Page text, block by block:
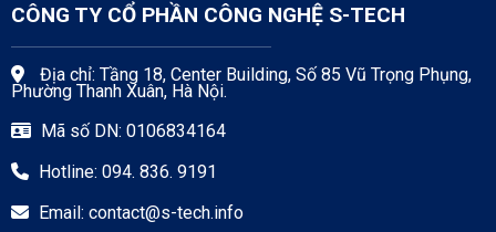
CÔNG TY CỔ PHẦN CÔNG NGHỆ S-TECH
Địa chỉ: Tầng 18, Center Building, Số 85 Vũ Trọng Phụng,
Phường Thanh Xuân, Hà Nội.
Mã số DN: 0106834164
Hotline: 094. 836. 9191
Email: contact@s-tech.info